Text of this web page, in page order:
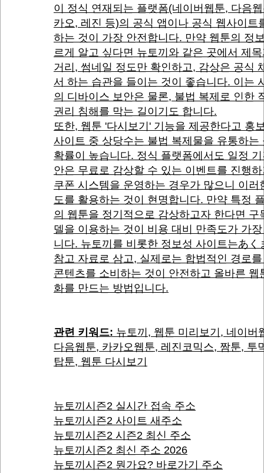
이 정식 연재되는 플랫폼(네이버웹툰, 다음
카오, 레진 등)의 공식 앱이나 공식 웹사이트
하는 것이 가장 안전합니다. 만약 웹툰의 정
르게 알고 싶다면 뉴토끼와 같은 곳에서 제
거리, 썸네일 정도만 확인하고, 감상은 공식
서 하는 습관을 들이는 것이 좋습니다. 이는
의 디바이스 보안은 물론, 불법 복제로 인한
권리 침해를 막는 길이기도 합니다.
또한, 웹툰 '다시보기' 기능을 제공한다고 홍
사이트 중 상당수는 불법 복제물을 유통하는
확률이 높습니다. 정식 플랫폼에서도 일정
안은 무료로 감상할 수 있는 이벤트를 진행
쿠폰 시스템을 운영하는 경우가 많으니 이러
도를 활용하는 것이 현명합니다. 만약 특정
의 웹툰을 정기적으로 감상하고자 한다면 구
델을 이용하는 것이 비용 대비 만족도가 가
니다. 뉴토끼를 비롯한 정보성 사이트는あく
참고 자료로 삼고, 실제로는 합법적인 경로
콘텐츠를 소비하는 것이 안전하고 올바른 웹
화를 만드는 방법입니다.
관련 키워드: 뉴토끼, 웹툰 미리보기, 네이버
다음웹툰, 카카오웹툰, 레진코믹스, 짬툰, 투
탑툰, 웹툰 다시보기
뉴토끼시즌2 실시간 접속 주소
뉴토끼시즌2 사이트 새주소
뉴토끼시즌2 시즌2 최신 주소
뉴토끼시즌2 최신 주소 2026
뉴토끼시즌2 뭔가요? 바로가기 주소